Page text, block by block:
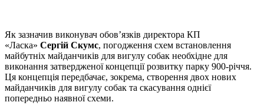
Як зазначив виконувач обов’язків директора КП
«Ласка» Сергій Скумс, погодження схем встановлення
майбутніх майданчиків для вигулу собак необхідне для
виконання затвердженої концепції розвитку парку 900-річчя.
Ця концепція передбачає, зокрема, створення двох нових
майданчиків для вигулу собак та скасування однієї
попередньо наявної схеми.